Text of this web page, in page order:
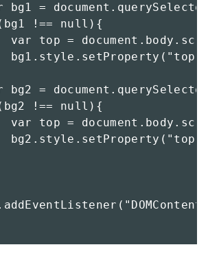
bg1 =
!== null){
var top =
bg2 =
!== null){
var top =